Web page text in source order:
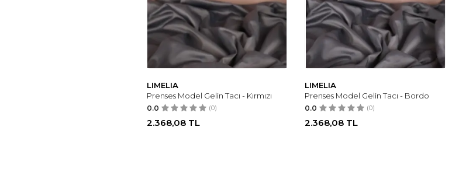
LIMELIA
Prenses Model Gelin Tacı - Kırmızı
0.0 (0)
2.368,08TL
LIMELIA
Prenses Model Gelin Tacı - Bordo
0.0 (0)
2.368,08 TL